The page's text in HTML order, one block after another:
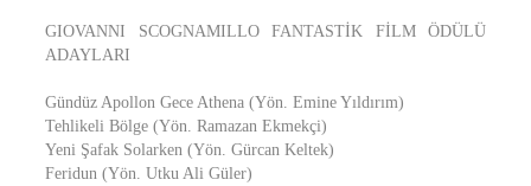
GIOVANNI SCOGNAMILLO FANTASTİK FİLM ÖDÜLÜ
ADAYLARI
Gündüz Apollon Gece Athena (Yön. Emine Yıldırım)
Tehlikeli Bölge (Yön. Ramazan Ekmekçi)
Yeni Şafak Solarken (Yön. Gürcan Keltek)
Feridun (Yön. Utku Ali Güler)